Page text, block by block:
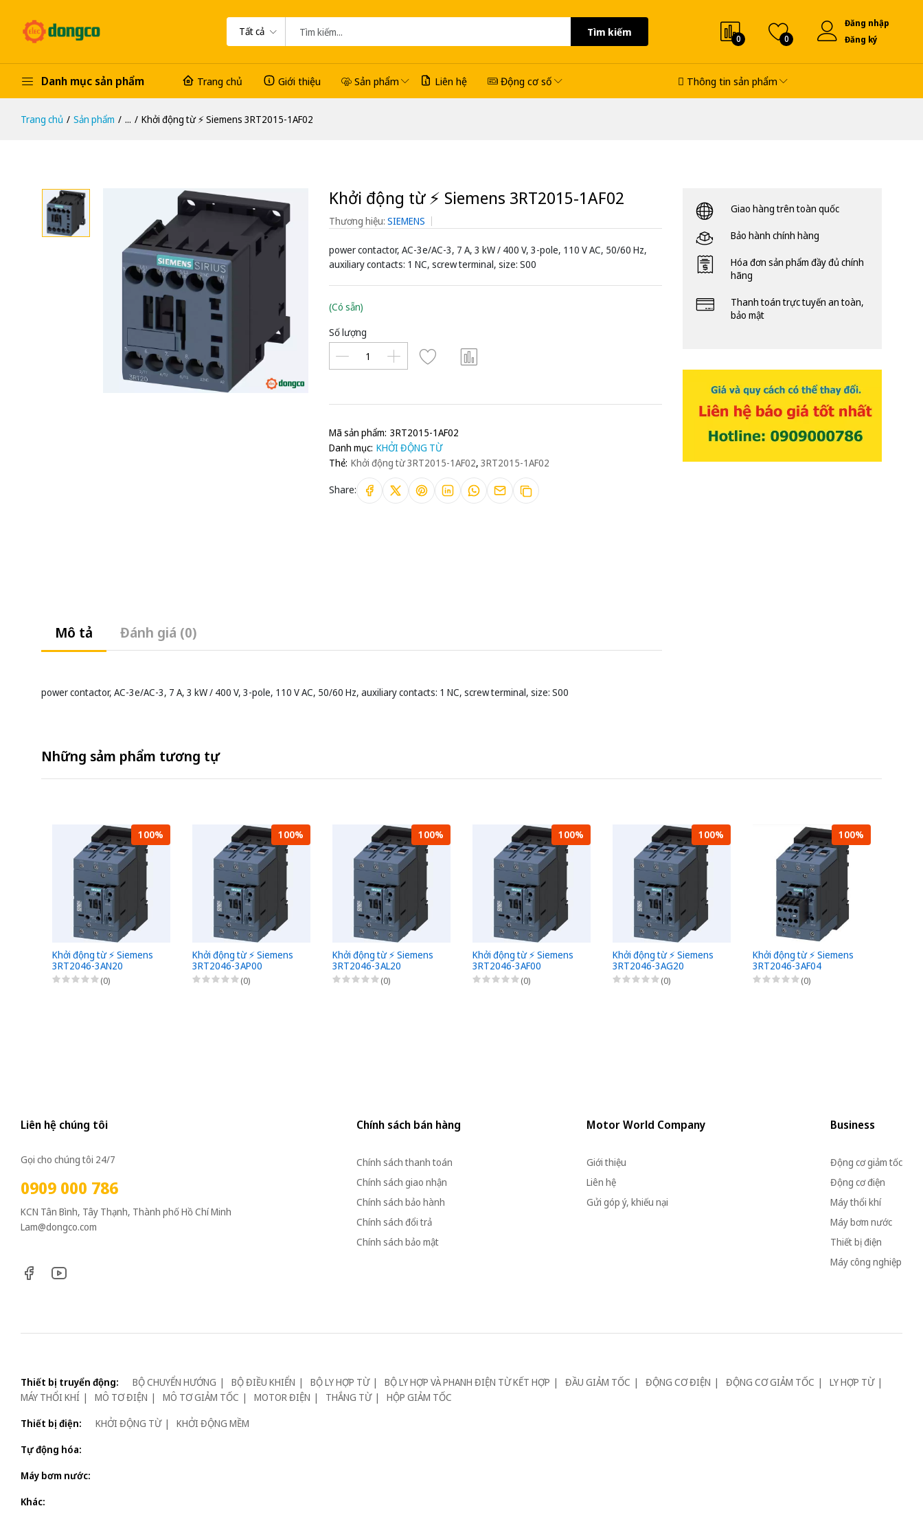
Tất cả Tìm kiếm
0 0
Đăng nhập
Đăng ký
Danh mục sản phẩm Trang chủ Giới thiệu Sản phẩm Liên hệ Động cơ số Thông tin sản phẩm
Trang chủ Sản phẩm ... Khởi động từ ⚡️ Siemens 3RT2015-1AF02
Khởi động từ ⚡️ Siemens 3RT2015-1AF02
Thương hiệu: SIEMENS
power contactor, AC-3e/AC-3, 7 A, 3 kW / 400 V, 3-pole, 110 V AC, 50/60 Hz,
auxiliary contacts: 1 NC, screw terminal, size: S00
(Có sẵn)
Số lượng
Mã sản phẩm: 3RT2015-1AF02
Danh mục: KHỞI ĐỘNG TỪ
Thẻ: Khởi động từ 3RT2015-1AF02, 3RT2015-1AF02
Share:
Mô tả Đánh giá (0)
power contactor, AC-3e/AC-3, 7 A, 3 kW / 400 V, 3-pole, 110 V AC, 50/60 Hz, auxiliary contacts: 1 NC, screw terminal, size: S00
Giao hàng trên toàn quốc
Bảo hành chính hàng
Hóa đơn sản phẩm đầy đủ chính
hãng
Thanh toán trực tuyến an toàn,
bảo mật
Những sảm phẩm tương tự
100%
Khởi động từ ⚡️ Siemens
3RT2046-3AN20
(0)
100%
Khởi động từ ⚡️ Siemens
3RT2046-3AP00
(0)
100%
Khởi động từ ⚡️ Siemens
3RT2046-3AL20
(0)
100%
Khởi động từ ⚡️ Siemens
3RT2046-3AF00
(0)
100%
Khởi động từ ⚡️ Siemens
3RT2046-3AG20
(0)
100%
Khởi động từ ⚡️ Siemens
3RT2046-3AF04
(0)
Liên hệ chúng tôi
Gọi cho chúng tôi 24/7
0909 000 786
KCN Tân Bình, Tây Thạnh, Thành phố Hồ Chí Minh
Lam@dongco.com
Chính sách bán hàng
Chính sách thanh toán
Chính sách giao nhận
Chính sách bảo hành
Chính sách đổi trả
Chính sách bảo mật
Motor World Company
Giới thiệu
Liên hệ
Gửi góp ý, khiếu nại
Business
Động cơ giảm tốc
Động cơ điện
Máy thổi khí
Máy bơm nước
Thiết bị điện
Máy công nghiệp
Thiết bị truyển động: BỘ CHUYỂN HƯỚNG BỘ ĐIỀU KHIỂN BỘ LY HỢP TỪ BỘ LY HỢP VÀ PHANH ĐIỆN TỪ KẾT HỢP ĐẦU GIẢM TỐC ĐỘNG CƠ ĐIỆN ĐỘNG CƠ GIẢM TỐC
LY HỢP TỪ
MÁY THỔI KHÍ
MÔ TƠ ĐIỆN MÔ TƠ GIẢM TỐC MOTOR ĐIỆN THẮNG TỪ
HỘP GIẢM TỐC
Thiết bị điện:
KHỞI ĐỘNG TỪ
KHỞI ĐỘNG MỀM
Tự động hóa:
Máy bơm nước:
Khác: